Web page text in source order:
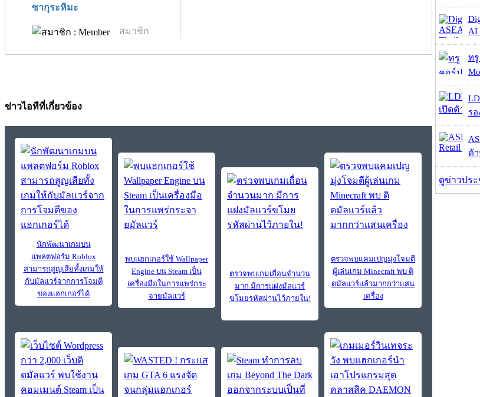
ซากุระหิมะ
สมาชิก
ข่าวไอทีที่เกี่ยวข้อง
นักพัฒนาเกมบน
แพลตฟอร์ม Roblox
สามารถสูญเสียทั้งเกมให้
กับมัลแวร์จากการโจมตี
ของแฮกเกอร์ได้
พบแฮกเกอร์ใช้ Wallpaper
Engine บน Steam เป็น
เครื่องมือในการแพร่กระ
จายมัลแวร์
ตรวจพบเกมเถื่อนจำนวน
มาก มีการแฝงมัลแวร์
ขโมยรหัสผ่านไว้ภายใน!
ตรวจพบแคมเปญมุ่งโจมตี
ผู้เล่นเกม Minecraft พบ ติ
ดมัลแวร์แล้วมากกว่าแสน
เครื่อง
AI
ทรู
ร
ค้
ดูข่าวปร